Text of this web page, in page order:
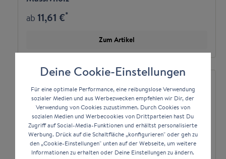
ab11,61 €*
Zum Artikel
Deine Cookie-Einstellungen
Für eine optimale Performance, eine reibungslose Verwendung
sozialer Medien und aus Werbezwecken empfehlen wir Dir, der
Verwendung von Cookies zuzustimmen. Durch Cookies von
sozialen Medien und Werbecookies von Drittparteien hast Du
Zugriff auf Social-Media-Funktionen und erhältst personalisierte
Werbung. Drück auf die Schaltfläche „konfigurieren" oder geh zu
den „Cookie-Einstellungen" unten auf der Webseite, um weitere
Informationen zu erhalten oder Deine Einstellungen zu ändern.